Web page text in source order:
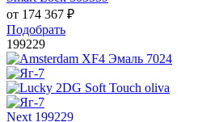
от 174 367 ₽
Подобрать
199229
Next 199229